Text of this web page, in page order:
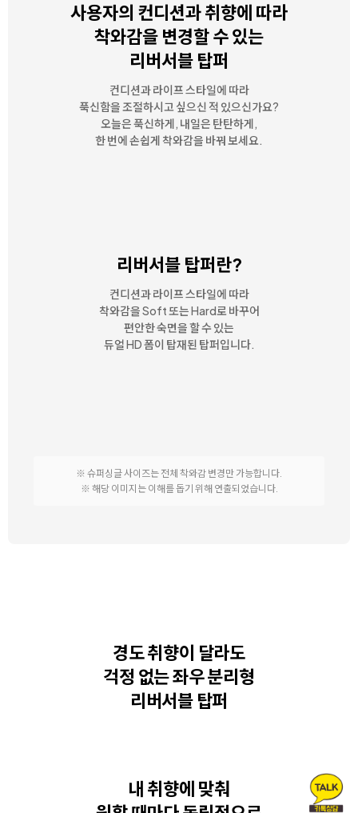
사용자의 컨디션과 취향에 따라
착와감을 변경할 수 있는
리버서블 탑퍼
컨디션과 라이프 스타일에 따라
푹신함을 조절하시고 싶으신 적 있으신가요?
오늘은 푹신하게, 내일은 탄탄하게,
한 번에 손쉽게 착와감을 바꿔 보세요.
리버서블 탑퍼란?
컨디션과 라이프 스타일에 따라
착와감을 Soft 또는 Hard로 바꾸어
편안한 숙면을 할 수 있는
듀얼 HD 폼이 탑재된 탑퍼입니다.
※ 슈퍼싱글 사이즈는 전체 착와감 변경만 가능합니다.
※ 해당 이미지는 이해를 돕기 위해 연출되었습니다.
경도 취향이 달라도
걱정 없는좌우 분리형
리버서블 탑퍼
내 취향에 맞춰